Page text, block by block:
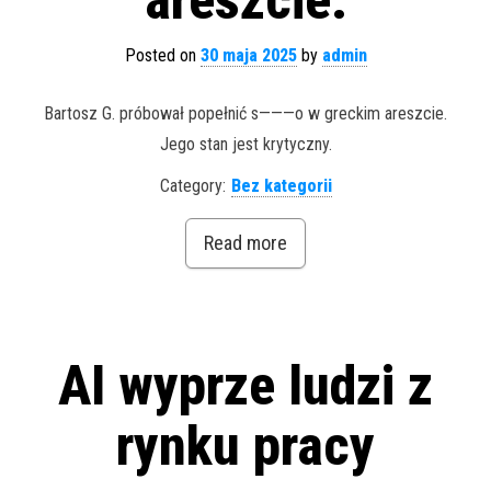
Posted on 30 maja 2025by admin
Bartosz G. próbował popełnić s———o w greckim areszcie.
Jego stan jest krytyczny.
Category: Bez kategorii
Read more
AI wyprze ludzi z
rynku pracy